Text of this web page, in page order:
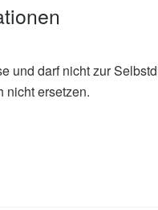
und darf nicht zur
nicht ersetzen.